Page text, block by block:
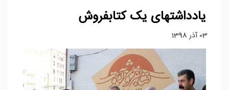
یادداشتهای یک کتابفروش
03 آذر 1398